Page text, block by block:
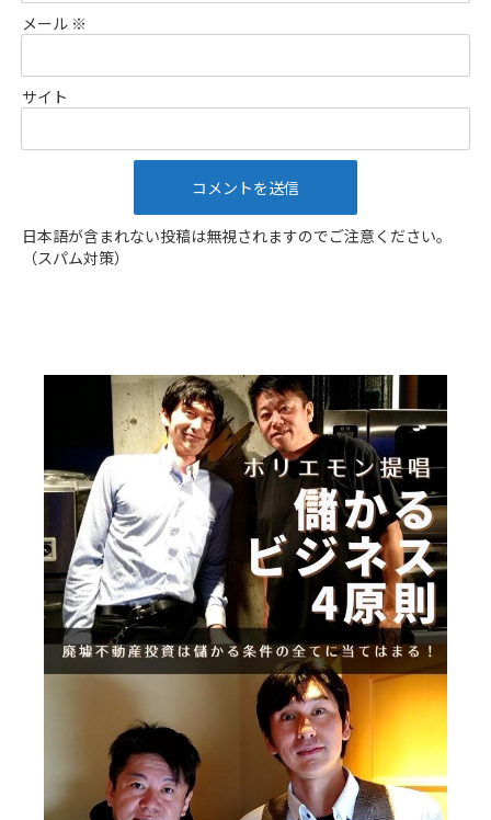
メール ※
サイト
日本語が含まれない投稿は無視されますのでご注意ください。
（スパム対策）